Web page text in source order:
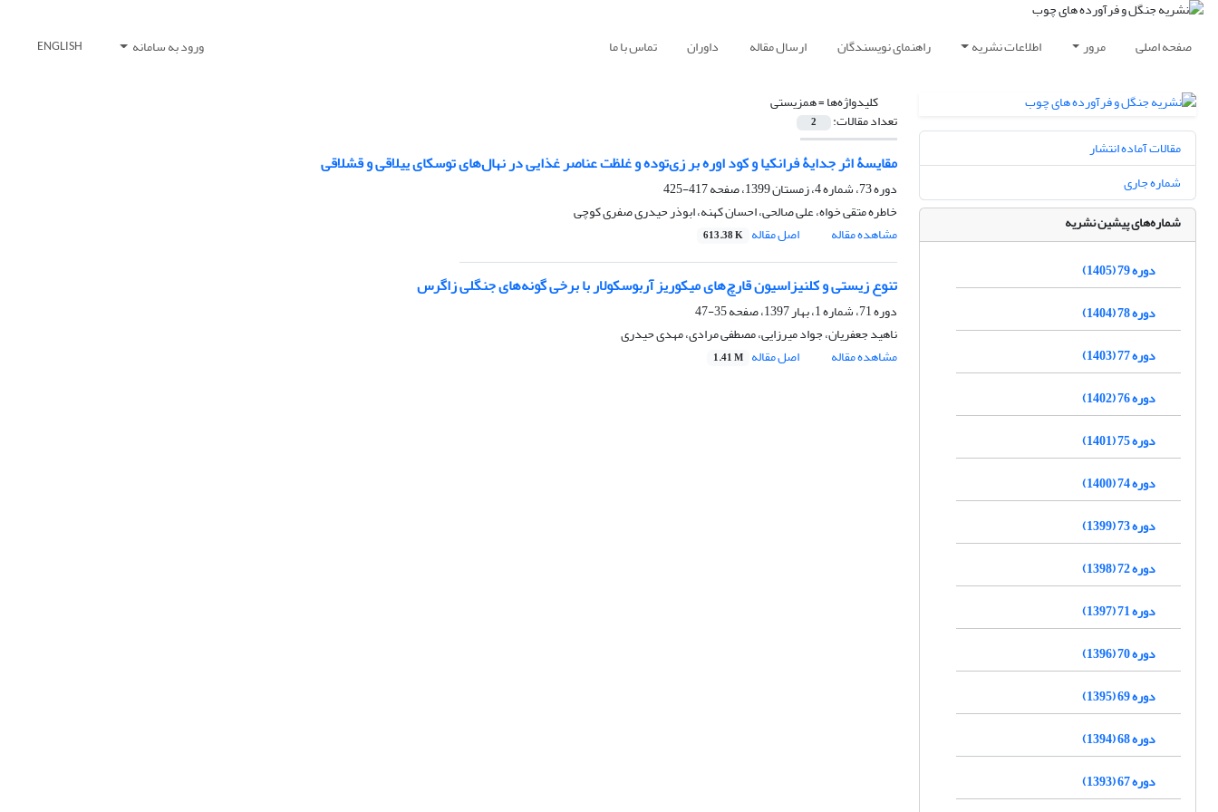
صفحه اصلی مرور اطلاعات نشریه راهنمای نویسندگان ارسال مقاله داوران تماس با ما ورود به سامانه ENGLISH
کلیدواژه‌ها =همزیستی
تعداد مقالات: 2
مقایسۀ اثر جدایۀ فرانکیا و کود اوره بر زی‌توده و غلظت عناصر غذایی در نهال‌های توسکای ییلاقی و قشلاقی
دوره 73، شماره 4، زمستان 1399، صفحه
417-425
خاطره متقی خواه، علی صالحی، احسان کهنه، ابوذر حیدری صفری کوچی
مشاهده مقاله
اصل مقاله 613.38 K
تنوع زیستی و کلنیزاسیون قارچ‌های میکوریز آربوسکولار با برخی گونه‌های جنگلی زاگرس
دوره 71، شماره 1، بهار 1397، صفحه
35-47
ناهید جعفریان، جواد میرزایی، مصطفی مرادی، مهدی حیدری
مشاهده مقاله
اصل مقاله 1.41 M
مقالات آماده انتشار
شماره جاری
شماره‌های پیشین نشریه
دوره 79 (1405)
دوره 78 (1404)
دوره 77 (1403)
دوره 76 (1402)
دوره 75 (1401)
دوره 74 (1400)
دوره 73 (1399)
دوره 72 (1398)
دوره 71 (1397)
دوره 70 (1396)
دوره 69 (1395)
دوره 68 (1394)
دوره 67 (1393)